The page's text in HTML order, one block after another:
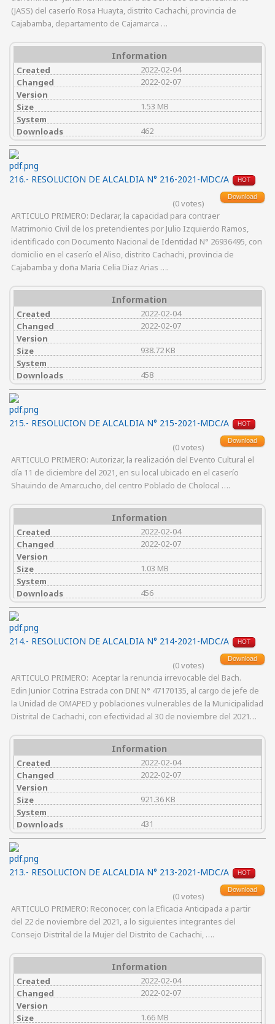
(JASS) del caserío Rosa Huayta, distrito Cachachi, provincia de
Cajabamba, departamento de Cajamarca …
Information
Created
2022-02-04
Changed
2022-02-07
Version
Size
1.53 MB
System
Downloads
462
216.- RESOLUCION DE ALCALDIA N° 216-2021-MDC/A HOT
Download
(0 votes)
ARTICULO PRIMERO: Declarar, la capacidad para contraer
Matrimonio Civil de los pretendientes por Julio Izquierdo Ramos,
identificado con Documento Nacional de Identidad N° 26936495, con
domicilio en el caserío el Aliso, distrito Cachachi, provincia de
Cajabamba y doña Maria Celia Diaz Arias ….
Information
Created
2022-02-04
Changed
2022-02-07
Version
Size
938.72 KB
System
Downloads
458
215.- RESOLUCION DE ALCALDIA N° 215-2021-MDC/A HOT
Download
(0 votes)
ARTICULO PRIMERO: Autorizar, la realización del Evento Cultural el
día 11 de diciembre del 2021, en su local ubicado en el caserío
Shauindo de Amarcucho, del centro Poblado de Cholocal ….
Information
Created
2022-02-04
Changed
2022-02-07
Version
Size
1.03 MB
System
Downloads
456
214.- RESOLUCION DE ALCALDIA N° 214-2021-MDC/A HOT
Download
(0 votes)
ARTICULO PRIMERO: Aceptar la renuncia irrevocable del Bach.
Edin Junior Cotrina Estrada con DNI N° 47170135, al cargo de jefe de
la Unidad de OMAPED y poblaciones vulnerables de la Municipalidad
Distrital de Cachachi, con efectividad al 30 de noviembre del 2021…
Information
Created
2022-02-04
Changed
2022-02-07
Version
Size
921.36 KB
System
Downloads
431
213.- RESOLUCION DE ALCALDIA N° 213-2021-MDC/A HOT
Download
(0 votes)
ARTICULO PRIMERO: Reconocer, con la Eficacia Anticipada a partir
del 22 de noviembre del 2021, a lo siguientes integrantes del
Consejo Distrital de la Mujer del Distrito de Cachachi, ….
Information
Created
2022-02-04
Changed
2022-02-07
Version
Size
1.66 MB